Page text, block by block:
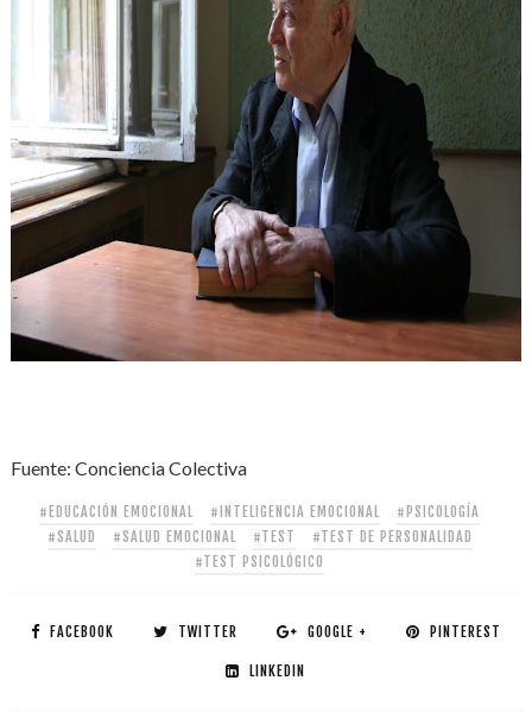
Fuente: Conciencia Colectiva
#EDUCACIÓN EMOCIONAL #INTELIGENCIA EMOCIONAL
#PSICOLOGÍA
#SALUD
#SALUD EMOCIONAL #TEST
#TEST DE PERSONALIDAD
#TEST PSICOLÓGICO
FACEBOOK TWITTER GOOGLE + PINTEREST
LINKEDIN